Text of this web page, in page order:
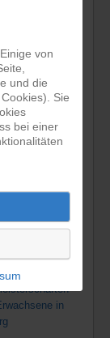
U20
in
in
von
und die
Sie
bei einer